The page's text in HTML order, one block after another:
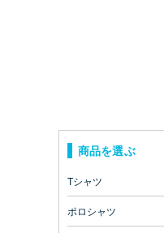
商品を選ぶ
Tシャツ
ポロシャツ